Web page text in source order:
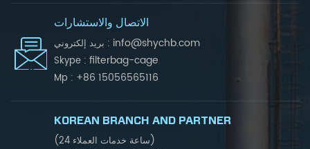
الاتصال والاستشارات
بريد إلكتروني : info@shychb.com
Skype : filterbag-cage
Mp : +86 15056565116
KOREAN BRANCH AND PARTNER
(24 ساعة خدمات العملاء)